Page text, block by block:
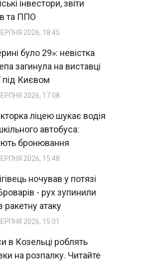
інвестори, звіти
та ППО
2026, 18:45
було 29»: невістка
загинула на виставці
під Києвом
2026, 17:08
ліцею шукає водія
автобуса:
бронювання
2026, 15:48
ночував у потязі
- рух зупинили
ракетну атаку
2026, 15:01
в Козельці роблять
на розпалку. Читайте